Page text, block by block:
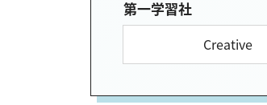
第一学習社
Creative